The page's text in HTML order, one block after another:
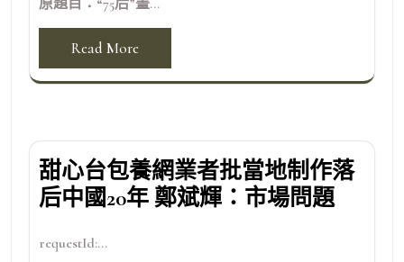
原題目：“75后”畫...
Read More
甜心台包養網業者批當地制作落
后中國20年 鄭斌輝：市場問題
requestId:...